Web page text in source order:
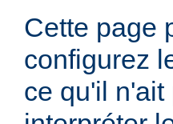
Cette page
configurez
ce qu'il